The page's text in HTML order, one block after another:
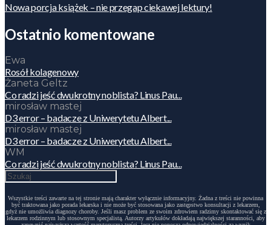
Nowa porcja książek – nie przegap ciekawej lektury!
Ostatnio komentowane
Ewa
Rosół kolagenowy
Żaneta Geltz
Co radzi jeść dwukrotny noblista? Linus Pau...
mirosław mastej
D3 error – badacze z Uniwerytetu Albert...
mirosław mastej
D3 error – badacze z Uniwerytetu Albert...
WM
Co radzi jeść dwukrotny noblista? Linus Pau...
Wszystkie treści zawarte na tej stronie mają charakter wyłącznie informacyjny. Żadna z treści nie powinna
być traktowana jako porada lekarska i nie może być stosowana jako zastępstwo konsultacji z lekarzem,
gdyż nie umożliwia diagnozy choroby. Jeśli masz problem ze swoim zdrowiem radzimy skontaktować się z
lekarzem rodzinnym lub stosownym specjalistą. Autorzy artykułów dokładają największej staranności, aby